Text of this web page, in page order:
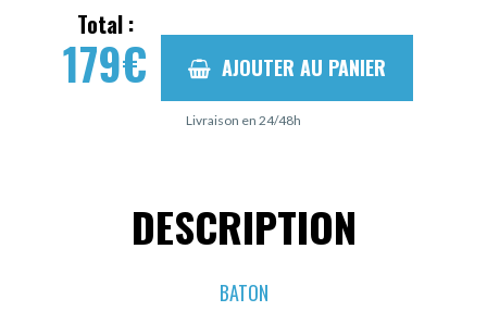
Total :
179€ AJOUTER AU PANIER
Livraison en 24/48h
DESCRIPTION
BATON